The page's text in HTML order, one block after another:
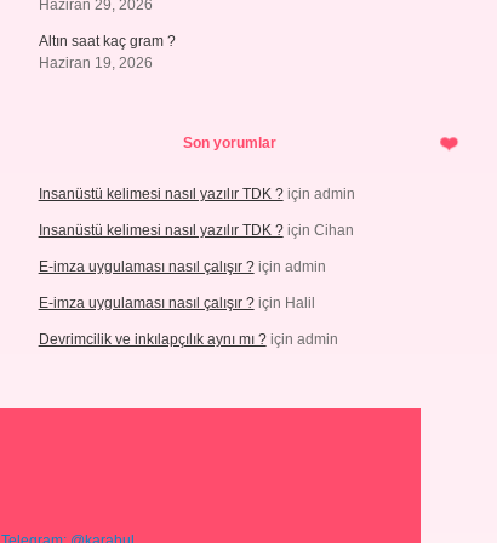
Haziran 29, 2026
Altın saat kaç gram ?
Haziran 19, 2026
Son yorumlar
Insanüstü kelimesi nasıl yazılır TDK ?için admin
Insanüstü kelimesi nasıl yazılır TDK ?için Cihan
E-imza uygulaması nasıl çalışır ?için admin
E-imza uygulaması nasıl çalışır ?için Halil
Devrimcilik ve inkılapçılık aynı mı ?için admin